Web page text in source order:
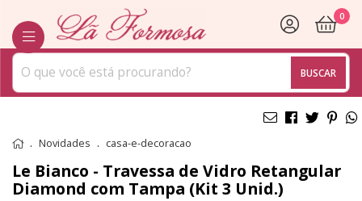
BUSCAR
0
Novidades casa-e-decoracao
Le Bianco - Travessa de Vidro Retangular
Diamond com Tampa (Kit 3 Unid.)